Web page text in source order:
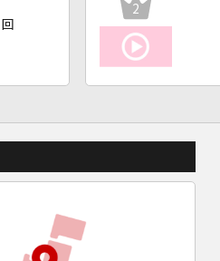
回
2